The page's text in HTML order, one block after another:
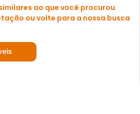
ao que você procurou
ou volte para a nossa busca